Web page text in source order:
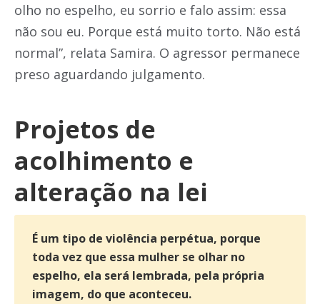
olho no espelho, eu sorrio e falo assim: essa
não sou eu. Porque está muito torto. Não está
normal”, relata Samira. O agressor permanece
preso aguardando julgamento.
Projetos de
acolhimento e
alteração na lei
É um tipo de violência perpétua, porque
toda vez que essa mulher se olhar no
espelho, ela será lembrada, pela própria
imagem, do que aconteceu.